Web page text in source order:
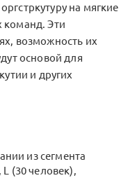
на мягкие
команд. Эти
возможность их
основой для
и других
из сегмента
L (30 человек),